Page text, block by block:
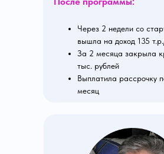
Через 2 недели со
вышла на доход 135
За 2 месяца закрыла
тыс. рублей
Выплатила рассрочку
месяц